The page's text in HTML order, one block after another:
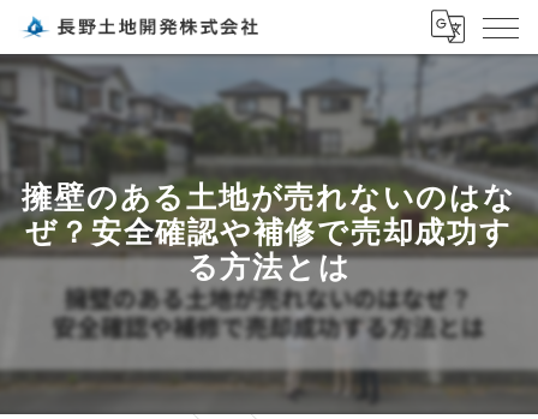
擁壁のある土地が売れないのはな
ぜ？安全確認や補修で売却成功す
る方法とは